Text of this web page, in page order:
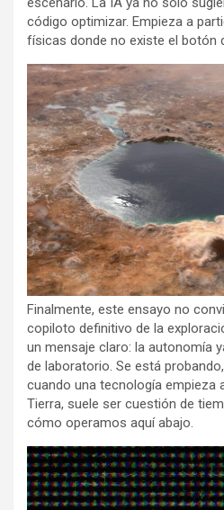
código optimizar. Empieza a
físicas donde no existe el botón
Finalmente, este ensayo no
copiloto definitivo de la
un mensaje claro: la autonomía
de laboratorio. Se está
cuando una tecnología empieza
Tierra, suele ser cuestión de
cómo operamos aquí abajo.